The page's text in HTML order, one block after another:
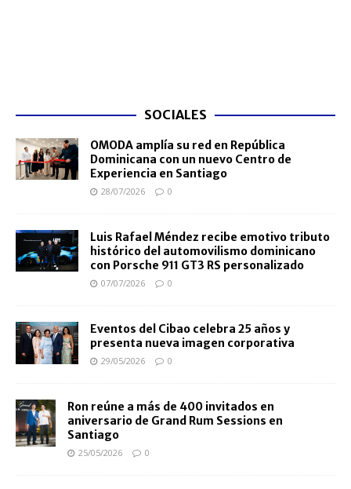
SOCIALES
OMODA amplía su red en República
Dominicana con un nuevo Centro de
Experiencia en Santiago
28/07/2026 0
Luis Rafael Méndez recibe emotivo tributo
histórico del automovilismo dominicano
con Porsche 911 GT3 RS personalizado
07/07/2026 0
Eventos del Cibao celebra 25 años y
presenta nueva imagen corporativa
29/05/2026 0
Ron reúne a más de 400 invitados en
aniversario de Grand Rum Sessions en
Santiago
25/05/2026 0